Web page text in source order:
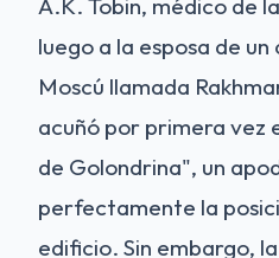
luego a la esposa de
Moscú llamada
acuñó por primera vez
de Golondrina", un
perfectamente la
edificio. Sin embargo,